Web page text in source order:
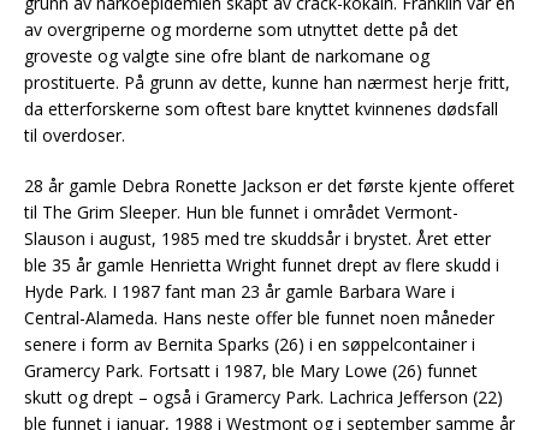
av overgriperne og morderne som utnyttet dette på det
groveste og valgte sine ofre blant de narkomane og
prostituerte. På grunn av dette, kunne han nærmest herje fritt,
da etterforskerne som oftest bare knyttet kvinnenes dødsfall
til overdoser.
28 år gamle Debra Ronette Jackson er det første kjente offeret
til The Grim Sleeper. Hun ble funnet i området Vermont-
Slauson i august, 1985 med tre skuddsår i brystet. Året etter
ble 35 år gamle Henrietta Wright funnet drept av flere skudd i
Hyde Park. I 1987 fant man 23 år gamle Barbara Ware i
Central-Alameda. Hans neste offer ble funnet noen måneder
senere i form av Bernita Sparks (26) i en søppelcontainer i
Gramercy Park. Fortsatt i 1987, ble Mary Lowe (26) funnet
skutt og drept – også i Gramercy Park. Lachrica Jefferson (22)
ble funnet i januar, 1988 i Westmont og i september samme år